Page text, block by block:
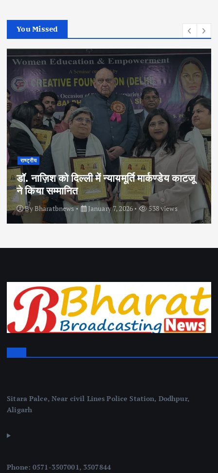
You Missed
राष्ट्रीय
डॉ. नाज़िश को दिल्ली में न्यायमूर्ति मार्कण्डेय काटजू
ने किया सम्मानित
ByBharatbnews January 7, 2026 538 views
Sitara Palce, Near civil Lines Police Station, Dodhpur,
Aligarh
Phone: 0571-3507001, 3507844